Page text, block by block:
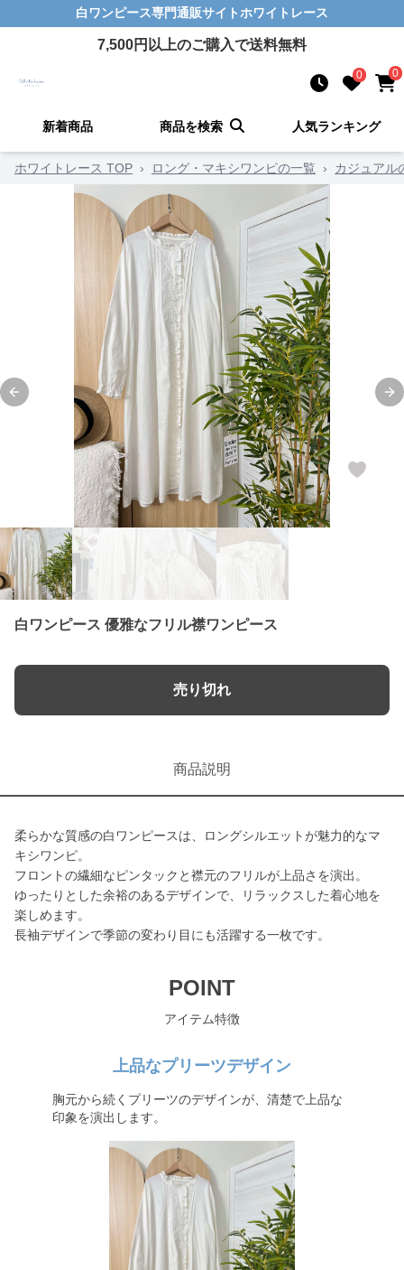
白ワンピース専門通販サイトホワイトレース
7,500円以上のご購入で送料無料
0 0
新着商品 商品を検索 人気ランキング
ホワイトレース TOP › ロング・マキシワンピの一覧 › カジュアル
Previous slide
白ワンピース 優雅なフリル襟ワンピース
売り切れ
商品説明
柔らかな質感の白ワンピースは、ロングシルエットが魅力的なマ
キシワンピ。
フロントの繊細なピンタックと襟元のフリルが上品さを演出。
ゆったりとした余裕のあるデザインで、リラックスした着心地を
楽しめます。
長袖デザインで季節の変わり目にも活躍する一枚です。
POINT
アイテム特徴
上品なプリーツデザイン
胸元から続くプリーツのデザインが、清楚で上品な
印象を演出します。